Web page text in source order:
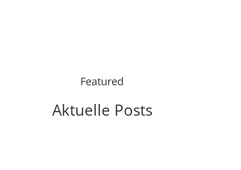
Featured
Aktuelle Posts